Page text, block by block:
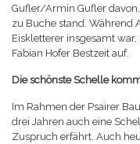
Gufler/Armin Gufler
zu Buche stand. Während
Eiskletterer insgesamt
Fabian Hofer Bestzeit auf.
Die schönste Schelle
Im Rahmen der Psairer
drei Jahren auch eine
Zuspruch erfährt. Auch